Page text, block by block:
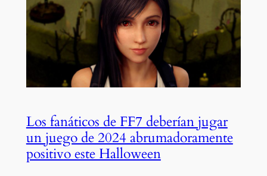
Los fanáticos de FF7 deberían jugar
un juego de 2024 abrumadoramente
positivo este Halloween